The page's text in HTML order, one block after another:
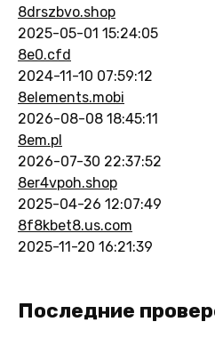
8drszbvo.shop
2025-05-01 15:24:05
8e0.cfd
2024-11-10 07:59:12
8elements.mobi
2026-08-08 18:45:11
8em.pl
2026-07-30 22:37:52
8er4vpoh.shop
2025-04-26 12:07:49
8f8kbet8.us.com
2025-11-20 16:21:39
Последние